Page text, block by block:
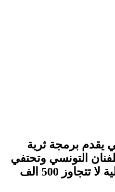
يقدم برمجة ثرية
التونسي وتحتفي
بأبناء الجهة بتكلفة مالية لا تتجاوز 500 الف